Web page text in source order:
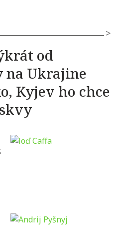
od
na Ukrajine
Kyjev ho chce